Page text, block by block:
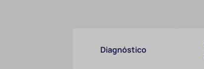
Diagnóstico